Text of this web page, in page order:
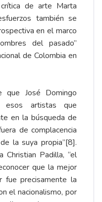
de arte Marta
también se
en el marco
del pasado”
de Colombia en
que José Domingo
esos artistas que
en la búsqueda de
de complacencia
la suya propia”[8].
Christian Padilla, “el
que la mejor
fue precisamente la
el nacionalismo, por